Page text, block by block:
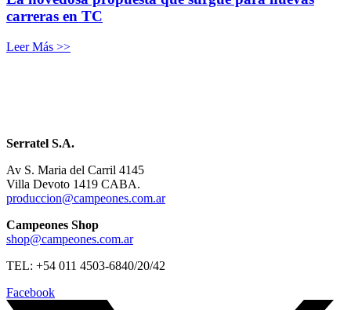
carreras en TC
Leer Más >>
Serratel S.A.
Av S. Maria del Carril 4145
Villa Devoto 1419 CABA.
produccion@campeones.com.ar
Campeones Shop
shop@campeones.com.ar
TEL: +54 011 4503-6840/20/42
Facebook